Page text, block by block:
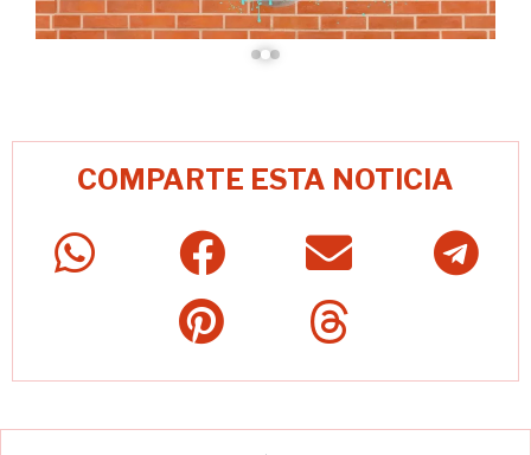
COMPARTE ESTA NOTICIA